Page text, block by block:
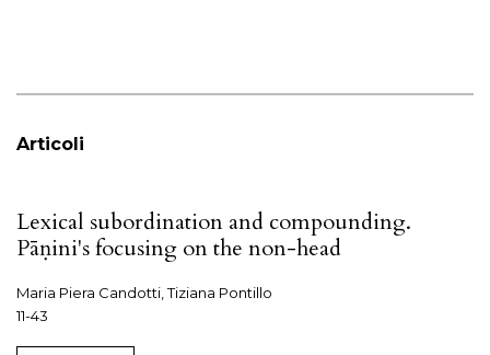
Articoli
Lexical subordination and compounding.
Pāṇini's focusing on the non-head
Maria Piera Candotti, Tiziana Pontillo
11-43